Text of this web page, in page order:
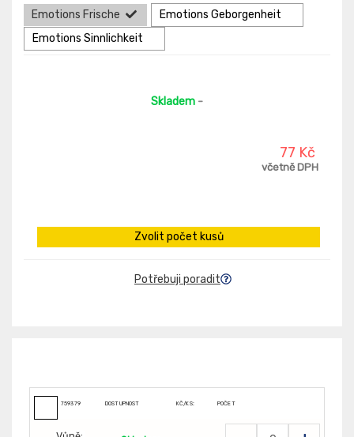
Emotions Frische
Emotions Geborgenheit
Emotions Sinnlichkeit
Skladem -
77 Kč
včetně DPH
Zvolit počet kusů
Potřebuji poradit
759379 DOSTUPNOST KČ/KS: POČET